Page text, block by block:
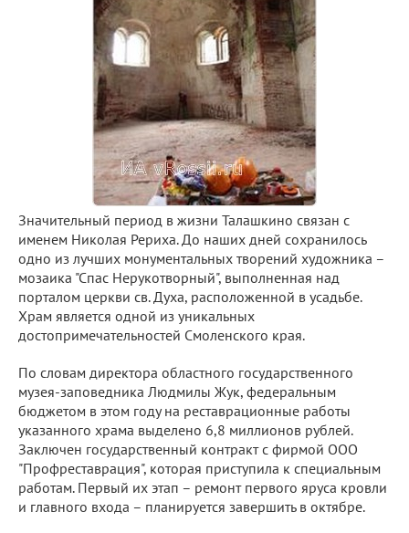
Значительный период в жизни Талашкино связан с
именем Николая Рериха. До наших дней сохранилось
одно из лучших монументальных творений художника –
мозаика "Спас Нерукотворный", выполненная над
порталом церкви св. Духа, расположенной в усадьбе.
Храм является одной из уникальных
достопримечательностей Смоленского края.
По словам директора областного государственного
музея-заповедника Людмилы Жук, федеральным
бюджетом в этом году на реставрационные работы
указанного храма выделено 6,8 миллионов рублей.
Заключен государственный контракт с фирмой ООО
"Профреставрация", которая приступила к специальным
работам. Первый их этап – ремонт первого яруса кровли
и главного входа – планируется завершить в октябре.